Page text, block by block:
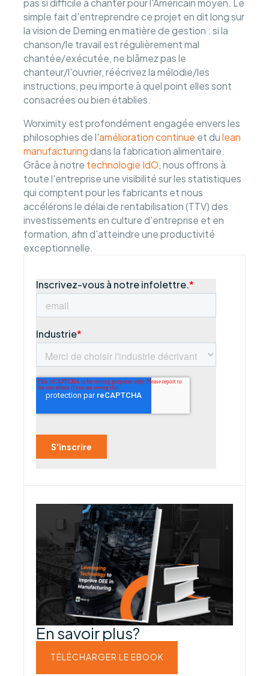
pas si difficile à chanter pour l'Américain moyen. Le
simple fait d'entreprendre ce projet en dit long sur
la vision de Deming en matière de gestion : si la
chanson/le travail est régulièrement mal
chantée/exécutée, ne blâmez pas le
chanteur/l'ouvrier, réécrivez la mélodie/les
instructions, peu importe à quel point elles sont
consacrées ou bien établies.
Worximity est profondément engagée envers les
philosophies de l'amélioration continue et dulean
manufacturing dans la fabrication alimentaire.
Grâce à notre technologie IdO , nous offrons à
toute l'entreprise une visibilité sur les statistiques
qui comptent pour les fabricants et nous
accélérons le délai de rentabilisation (TTV) des
investissements en culture d'entreprise et en
formation, afin d'atteindre une productivité
exceptionnelle.
En savoir plus?
TÉLÉCHARGER LE EBOOK